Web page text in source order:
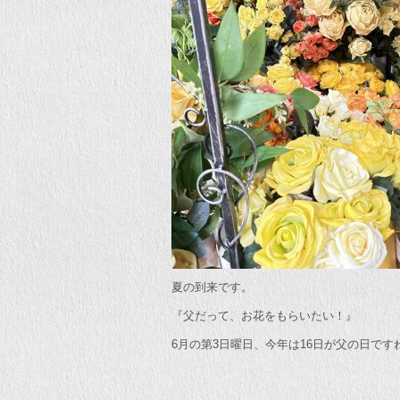
夏の到来です。
『父だって、お花をもらいたい！』
6月の第3日曜日、今年は16日が父の日です